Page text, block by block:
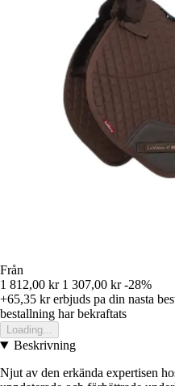
Från
1 812,00 kr 1 307,00 kr -28%
+65,35 krerbjuds pa din nasta
bestallning har bekraftats
Loading...
Beskrivning
Njut av den erkända expertisen